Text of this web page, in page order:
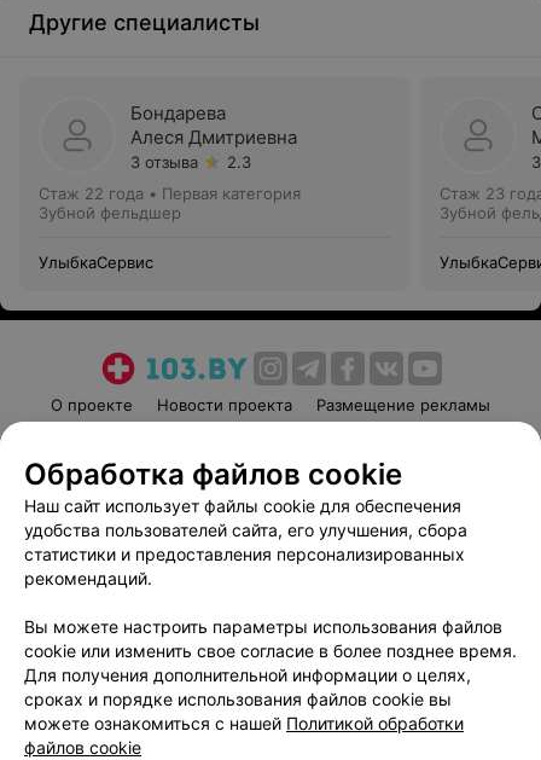
Другие специалисты
Бондарева
Алеся Дмитриевна
3 отзыва
2.3
Стаж 22 года • Первая категория
Зубной фельдшер
УлыбкаСервис
Стаж 23
Зубной
О проекте Новости проекта
Размещение рекламы
Пользовательское соглашение
Способы оплаты
Вакансии
Партнеры
Написать руководителю 103.by
Обработка персональных данных
Обработка файлов cookie
Наш сайт использует файлы cookie для обеспечения
удобства пользователей сайта, его улучшения, сбора
статистики и предоставления персонализированных
рекомендаций.
Вы можете настроить параметры использования файлов
cookie или изменить свое согласие в более позднее время.
Для получения дополнительной информации о целях,
сроках и порядке использования файлов cookie вы
можете ознакомиться с нашей Политикой обработки
файлов cookie